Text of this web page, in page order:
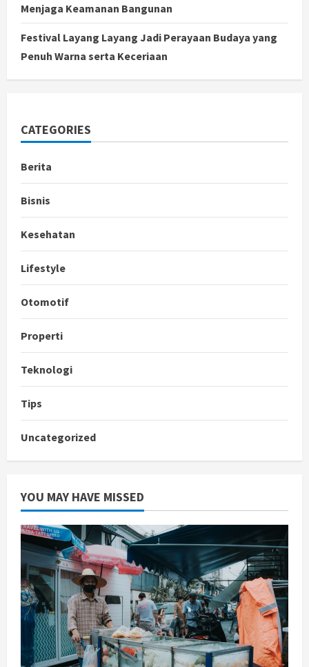
Menjaga Keamanan Bangunan
Festival Layang Layang Jadi Perayaan Budaya yang
Penuh Warna serta Keceriaan
CATEGORIES
Berita
Bisnis
Kesehatan
Lifestyle
Otomotif
Properti
Teknologi
Tips
Uncategorized
YOU MAY HAVE MISSED